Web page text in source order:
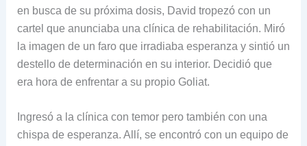
en busca de su próxima dosis, David tropezó con un
cartel que anunciaba una clínica de rehabilitación. Miró
la imagen de un faro que irradiaba esperanza y sintió un
destello de determinación en su interior. Decidió que
era hora de enfrentar a su propio Goliat.
Ingresó a la clínica con temor pero también con una
chispa de esperanza. Allí, se encontró con un equipo de